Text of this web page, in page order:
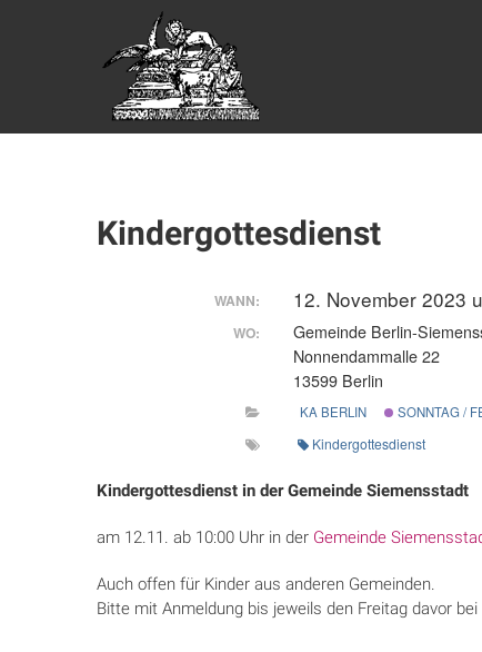
WEBSITE DES
APOSTELAMTES
JESU CHRISTI
KÖR
Kindergottesdienst
WANN: 12. November 2023
WO:
Gemeinde Berlin-
Nonnendammalle 22
13599 Berlin
KA BERLIN SONNTAG /
Kindergottesdienst
Kindergottesdienst in der Gemeinde Siemensstadt
am 12.11. ab 10:00 Uhr in der Gemeinde
Auch offen für Kinder aus anderen Gemeinden.
Bitte mit Anmeldung bis jeweils den Freitag davor